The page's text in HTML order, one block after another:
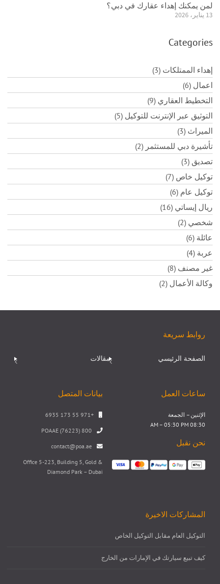
لمن يمكنك إهداء عقارك في دبي؟
13 يناير، 2026
Categories
إهداء الممتلكات (3)
اعمال (6)
التخطيط العقاري (9)
التوثيق عبر الإنترنت للتوكيل (5)
الميراث (3)
تأشيرة دبي للمستثمر (2)
تصديق (3)
توكيل خاص (7)
توكيل عام (6)
ريال إيساتي (16)
شخصي (2)
عائلة (6)
عربة (4)
غير مصنف (8)
وكالة الأعمال (2)
روابط سريعة
الصفحة الرئيسي مقالات
ساعات العمل
الإثنين – الجمعة
08:30 AM – 05:30 PM
نحن نقبل
بيانات المتصل
+971 55 173 6935
800 POAAE (76223)
contact@poa.ae
Office 5-223, Building 5, Gold &
Diamond Park – Dubai
المشاركات الاخيرة
التوكيل العام مقابل التوكيل الخاص
كيف تبيع سيارتك في الإمارات من الخارج